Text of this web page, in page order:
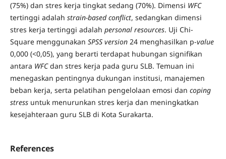
(75%) dan stres kerja tingkat sedang (70%). Dimensi WFC
tertinggi adalah strain-based conflict, sedangkan dimensi
stres kerja tertinggi adalah personal resources. Uji Chi-
Square menggunakan SPSS version24 menghasilkan p-value
0,000 (<0,05), yang berarti terdapat hubungan signifikan
antara WFCdan stres kerja pada guru SLB. Temuan ini
menegaskan pentingnya dukungan institusi, manajemen
beban kerja, serta pelatihan pengelolaan emosi dan coping
stressuntuk menurunkan stres kerja dan meningkatkan
kesejahteraan guru SLB di Kota Surakarta.
References